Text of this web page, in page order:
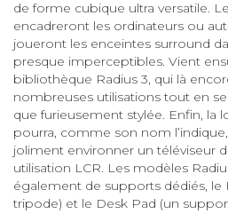
de forme cubique ultra versatile.
encadreront les ordinateurs ou
joueront les enceintes surround
presque imperceptibles. Vient
bibliothèque Radius 3, qui là
nombreuses utilisations tout en
que furieusement stylée. Enfin, la
pourra, comme son nom
joliment environner un téléviseur
utilisation LCR. Les modèles
également de supports dédiés, le
tripode) et le Desk Pad (un